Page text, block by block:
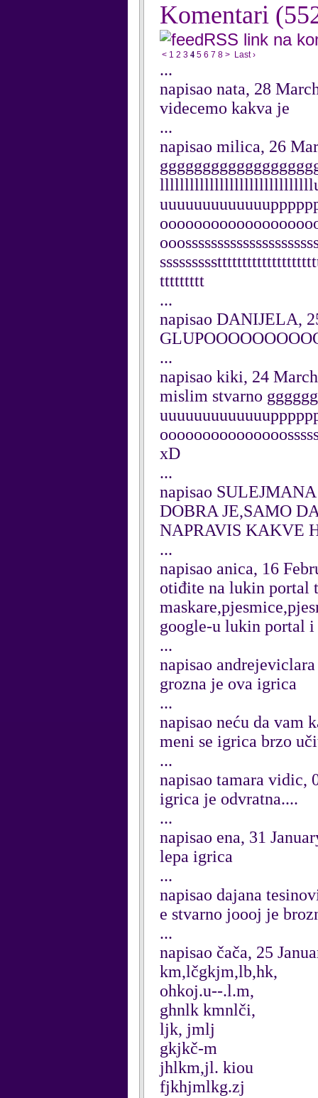
Komentari
RSS link na
< 1 2 3 4 5 6 7 8 > Last ›
...
napisao nata, 28
videcemo kakva je
...
napisao milica, 26
ttttttttt
...
napisao DANIJELA,
...
napisao kiki, 24
mislim stvarno
xD
...
napisao
DOBRA JE,SAMO
NAPRAVIS KAKVE
...
napisao anica, 16
otiđite na lukin portal
google-u lukin portal i
...
napisao
grozna je ova igrica
...
napisao neću da vam
meni se igrica brzo
...
napisao tamara vidic,
igrica je odvratna....
...
napisao ena, 31
lepa igrica
...
napisao dajana
e stvarno joooj je
...
napisao čača, 25
km,lčgkjm,lb,hk,
ohkoj.u--.l.m,
ghnlk kmnlči,
ljk, jmlj
gkjkč-m
jhlkm,jl. kiou
fjkhjmlkg.zj